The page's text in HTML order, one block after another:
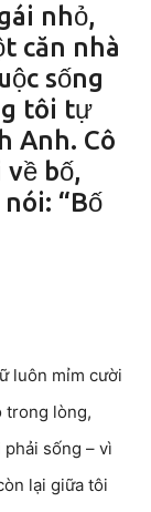
nhỏ,
căn nhà
sống
tôi tự
Anh. Cô
bố,
“Bố
luôn mỉm cười
trong lòng,
sống – vì
lại giữa tôi